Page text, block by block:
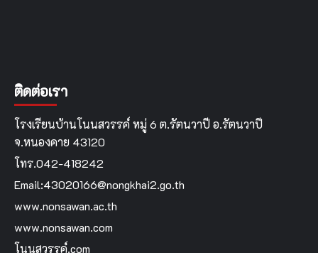
ติดต่อเรา
โรงเรียนบ้านโนนสวรรค์ หมู่ 6 ต.รัตนวาปี อ.รัตนวาปี
จ.หนองคาย 43120
โทร.042-418242
Email:43020166@nongkhai2.go.th
www.nonsawan.ac.th
www.nonsawan.com
โนนสวรรค์.com